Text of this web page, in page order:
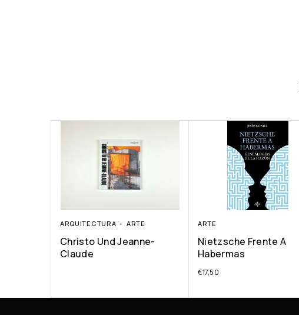
ARQUITECTURA ARTE
Christo Und Jeanne-
Claude
ARTE
Nietzsche Frente A
Habermas
€17,50